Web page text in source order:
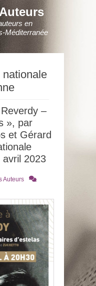
en
Méditerranée
nationale
–
», par
et Gérard
2023
Auteurs